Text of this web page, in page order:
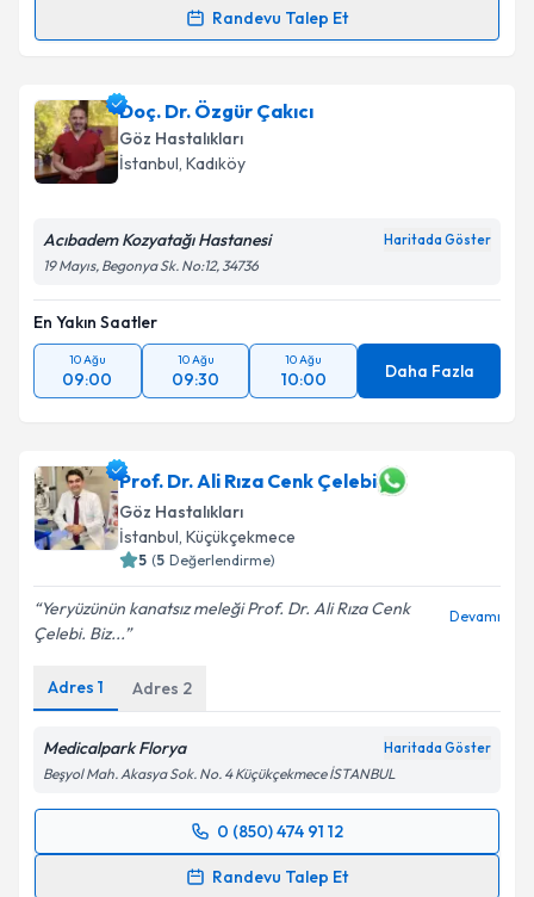
Randevu Talep Et
takvim hazırlandığında e-posta ile bilgilendireceğiz.
E-posta Adresiniz
Kişisel verilerimin işlenmesine ilişkin
Metni'ni okudum ve kişisel verilerimin belirtilen
kapsamda işlenmesini kabul ediyorum.
Takvim Talebini Gönder
Doç. Dr. Özgür Çakıcı
Göz Hastalıkları
İstanbul, Kadıköy
Acıbadem Kozyatağı Hastanesi Haritada Göster
19 Mayıs, Begonya Sk. No:12, 34736
En Yakın Saatler
10 Ağu
09:00
10 Ağu
09:30
10 Ağu
10:00 Daha Fazla
Prof. Dr. Ali Rıza Cenk Çelebi
Göz Hastalıkları
İstanbul, Küçükçekmece
5 (5 Değerlendirme)
Yeryüzünün kanatsız meleği Prof. Dr. Ali Rıza Cenk
Çelebi. Biz...
Devamı
Adres 1 Adres 2
Medicalpark Florya Haritada Göster
Beşyol Mah. Akasya Sok. No. 4 Küçükçekmece İSTANBUL
0 (850) 474 91 12
Randevu Talep Et
Randevu Takvimi Talebi